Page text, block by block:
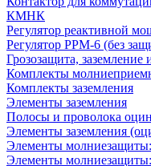
КМНК
Регулятор реактивной
Регулятор РРМ-6 (без
Грозозащита, заземление
Комплекты
Комплекты заземления
Элементы заземления
Полосы и проволока
Элементы заземления
Элементы
Элементы